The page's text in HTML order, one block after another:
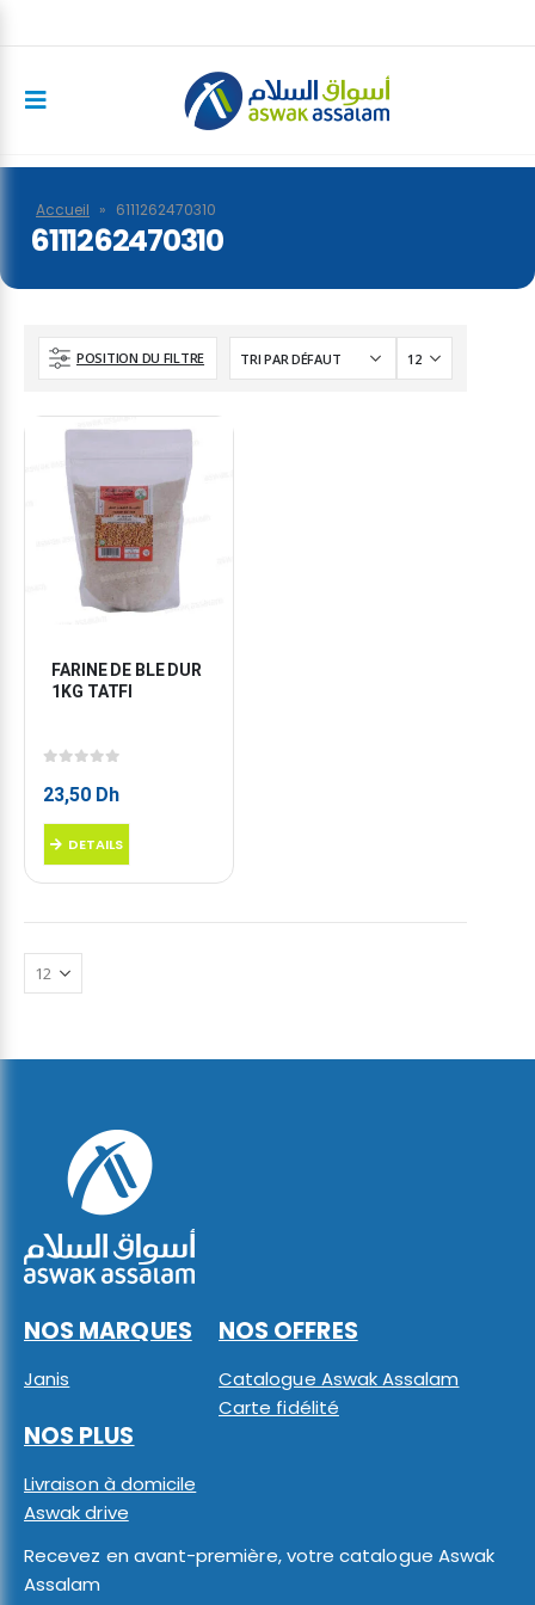
Accueil » 6111262470310
6111262470310
POSITION DU FILTRE
FARINE DE BLE DUR
1KG TATFI
23,50 Dh
DETAILS
NOS MARQUES
Janis
NOS OFFRES
Catalogue Aswak Assalam
Carte fidélité
NOS PLUS
Livraison à domicile
Aswak drive
Recevez en avant-première, votre catalogue Aswak
Assalam